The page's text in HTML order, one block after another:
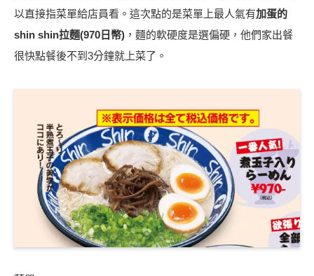
以直接指菜單給店員看。這次點的是菜單上最人氣有加蛋的
shin shin拉麵(970日幣) ，︁麵的軟硬度是選偏硬，︁他們家出餐
很快點餐後不到3分鐘就上菜了。